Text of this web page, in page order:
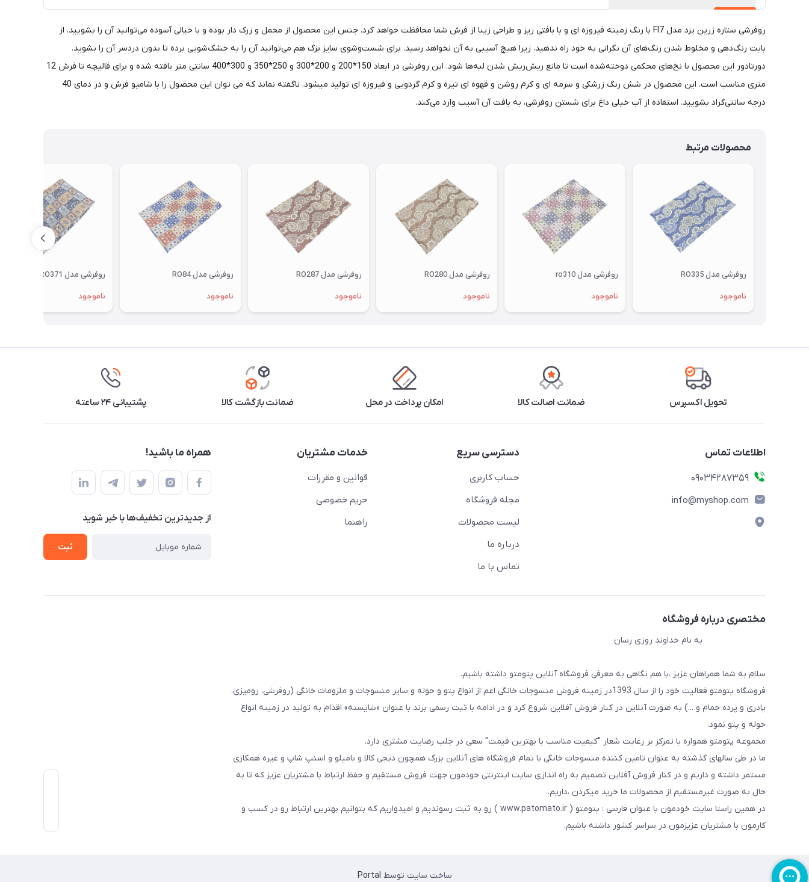
روفرشی ستاره زرین یزد مدل FI7 با رنگ زمینه فیروزه ای و با بافتی ریز و طراحی زیبا از فرش شما محافظت خواهد کرد. جنس این محصول از مخمل و زرک دار بوده و با خیالی آسوده می‌توانید آن را بشویید. از
بابت رنگ‌دهی و مخلوط شدن رنگ‌های آن نگرانی به خود راه ندهید، زیرا هیچ آسیبی به آن نخواهد رسید. برای شست‌وشوی سایز بزگ هم می‌توانید آن را به خشک‌شویی برده تا بدون دردسر آن را بشوید.
دور‌تا‌دور این محصول با نخ‌های محکمی دوخته‌شده است تا مانع ریش‌ریش شدن لبه‌ها شود. این روفرشی در ابعاد 150*200 و 200*300 و 250*350 و 300*400 سانتی متر بافته شده و برای قالیچه تا فرش 12
متری مناسب است. این محصول در شش رنگ زرشکی و سرمه ای و کرم روشن و قهوه ای تیره و کرم گردویی و فیروزه ای تولید میشود. نا‌گفته نماند که می توان این محصول را با شامپو فرش و در دمای 40
درجه سانتی‌گراد بشویید. استفاده از آب خیلی داغ برای شستن روفرشی، به بافت آن آسیب وارد می‌کند.
محصولات مرتبط
روفرشی مدل RO335
ناموجود
روفرشی مدل ro310
ناموجود
روفرشی مدل RO280
ناموجود
روفرشی مدل RO287
ناموجود
روفرشی مدل RO84
ناموجود
روفرشی مدل RO371
ناموجود
تحویل اکسپرس ضمانت اصالت کالا امکان پرداخت در محل ضمانت بازگشت کالا پشتیبانی ۲۴ ساعته
اطلاعات تماس
09034287359
info@myshop.com
دسترسی سریع
حساب کاربری
مجله فروشگاه
لیست محصولات
درباره ما
تماس با ما
خدمات مشتریان
قوانین و مقررات
حریم خصوصی
راهنما
همراه ما باشید!
از جدید‌ترین تخفیف‌ها با‌ خبر شوید
ثبت
مختصری درباره فروشگاه
به نام خداوند روزی رسان
سلام به شما همراهان عزیز ،با هم نگاهی به معرفی فروشگاه آنلاین پتومتو داشته باشیم.
فروشگاه پتومتو فعالیت خود را از سال 1393در زمینه فروش منسوجات خانگی اعم از انواع پتو و حوله و سایر منسوجات و ملزومات خانگی (روفرشی، رومیزی،
پادری و پرده حمام و ...) به صورت آنلاین در کنار فروش آفلاین شروع کرد و در ادامه با ثبت رسمی برند با عنوان «شایسته» اقدام به تولید در زمینه انواع
حوله و پتو نمود.
مجموعه پتومتو همواره با تمرکز بر رعایت شعار "کیفیت مناسب با بهترین قیمت" سعی در جلب رضایت مشتری دارد.
ما در طی سالهای گذشته به عنوان تامین کننده منسوجات خانگی با تمام فروشگاه های آنلاین بزرگ همچون دیجی کالا و بامیلو و اسنپ شاپ و غیره همکاری
مستمر داشته و داریم و در کنار فروش آفلاین تصمیم به راه اندازی سایت اینترنتی خودمون جهت فروش مستقیم و حفظ ارتباط با مشتریان عزیز که تا به
حال به صورت غیرمستقیم از محصولات ما خرید میکردن ،داریم.
در همین راستا سایت خودمون با عنوان فارسی : پتومتو ( www.patomato.ir ) رو به ثبت رسوندیم و امیدواریم که بتوانیم بهترین ارتباط رو در کسب و
کارمون با مشتریان عزیزمون در سراسر کشور داشته باشیم.
ساخت سایت توسط Portal